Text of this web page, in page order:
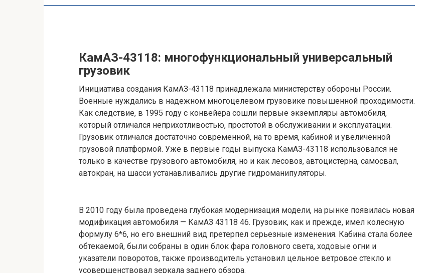
КамАЗ-43118: многофункциональный универсальный
грузовик
Инициатива создания КамАЗ-43118 принадлежала министерству обороны России.
Военные нуждались в надежном многоцелевом грузовике повышенной проходимости.
Как следствие, в 1995 году с конвейера сошли первые экземпляры автомобиля,
который отличался неприхотливостью, простотой в обслуживании и эксплуатации.
Грузовик отличался достаточно современной, на то время, кабиной и увеличенной
грузовой платформой. Уже в первые годы выпуска КамАЗ-43118 использовался не
только в качестве грузового автомобиля, но и как лесовоз, автоцистерна, самосвал,
автокран, на шасси устанавливались другие гидроманипуляторы.
В 2010 году была проведена глубокая модернизация модели, на рынке появилась новая
модификация автомобиля — КамАЗ 43118 46. Грузовик, как и прежде, имел колесную
формулу 6*6, но его внешний вид претерпел серьезные изменения. Кабина стала более
обтекаемой, были собраны в один блок фара головного света, ходовые огни и
указатели поворотов, также производитель установил цельное ветровое стекло и
усовершенствовал зеркала заднего обзора.